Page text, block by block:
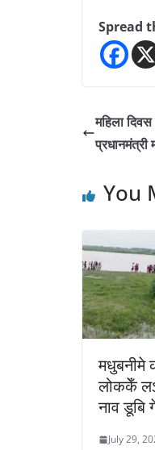
Spread
महिला
प्रधानमंत्री
You
मधुबनीमे
लोककेँ
नाव डूबि
July 29,